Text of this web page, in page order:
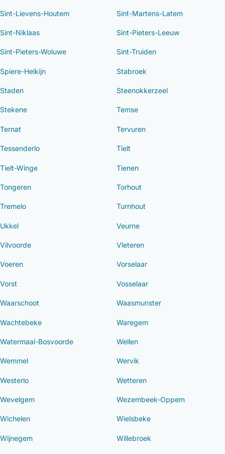
Sint-Lievens-Houtem Sint-Martens-Latem
Sint-Niklaas Sint-Pieters-Leeuw
Sint-Pieters-Woluwe Sint-Truiden
Spiere-Helkijn Stabroek
Staden Steenokkerzeel
Stekene Temse
Ternat Tervuren
Tessenderlo Tielt
Tielt-Winge Tienen
Tongeren Torhout
Tremelo Turnhout
Ukkel Veurne
Vilvoorde Vleteren
Voeren Vorselaar
Vorst Vosselaar
Waarschoot Waasmunster
Wachtebeke Waregem
Watermaal-Bosvoorde Wellen
Wemmel Wervik
Westerlo Wetteren
Wevelgem Wezembeek-Oppem
Wichelen Wielsbeke
Wijnegem Willebroek